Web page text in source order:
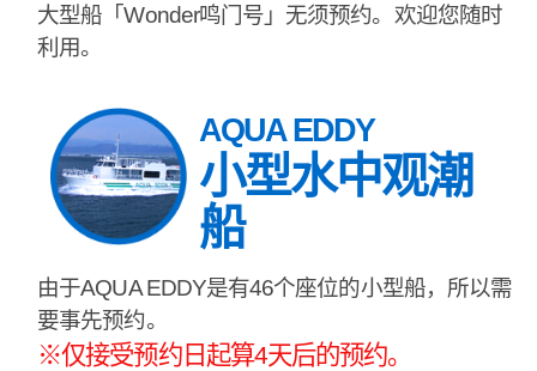
大型船「Wonder鸣门号」无须预约。欢迎您随时
利用。
AQUA EDDY
小型水中观潮
船
由于AQUA EDDY是有46个座位的小型船，所以需
要事先预约。
※仅接受预约日起算4天后的预约。